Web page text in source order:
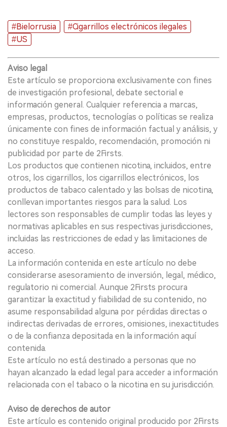
#Bielorrusia
#Cigarrillos electrónicos ilegales
#US
Aviso legal
Este artículo se proporciona exclusivamente con fines
de investigación profesional, debate sectorial e
información general. Cualquier referencia a marcas,
empresas, productos, tecnologías o políticas se realiza
únicamente con fines de información factual y análisis, y
no constituye respaldo, recomendación, promoción ni
publicidad por parte de 2Firsts.
Los productos que contienen nicotina, incluidos, entre
otros, los cigarrillos, los cigarrillos electrónicos, los
productos de tabaco calentado y las bolsas de nicotina,
conllevan importantes riesgos para la salud. Los
lectores son responsables de cumplir todas las leyes y
normativas aplicables en sus respectivas jurisdicciones,
incluidas las restricciones de edad y las limitaciones de
acceso.
La información contenida en este artículo no debe
considerarse asesoramiento de inversión, legal, médico,
regulatorio ni comercial. Aunque 2Firsts procura
garantizar la exactitud y fiabilidad de su contenido, no
asume responsabilidad alguna por pérdidas directas o
indirectas derivadas de errores, omisiones, inexactitudes
o de la confianza depositada en la información aquí
contenida.
Este artículo no está destinado a personas que no
hayan alcanzado la edad legal para acceder a información
relacionada con el tabaco o la nicotina en su jurisdicción.
Aviso de derechos de autor
Este artículo es contenido original producido por 2Firsts